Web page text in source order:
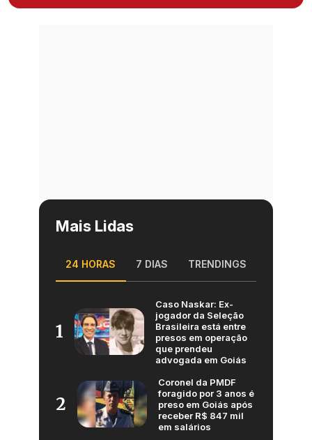
Mais Lidas
24 HORAS 7 DIAS TRENDINGS
1
Caso Naskar: Ex-
jogador da Seleção
Brasileira está entre
presos em operação
que prendeu
advogada em Goiás
2
Coronel da PMDF
foragido por 3 anos é
preso em Goiás após
receber R$ 847 mil
em salários